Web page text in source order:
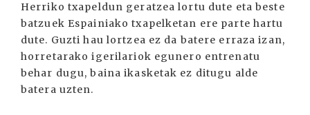
Herriko txapeldun geratzea lortu dute eta beste
batzuek Espainiako txapelketan ere parte hartu
dute. Guzti hau lortzea ez da batere erraza izan,
horretarako igerilariok egunero entrenatu
behar dugu, baina ikasketak ez ditugu alde
batera uzten.